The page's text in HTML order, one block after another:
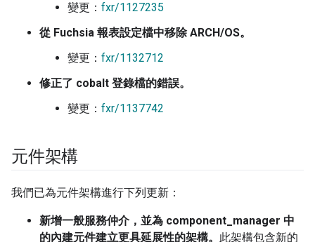
變更： fxr/1127235
從 Fuchsia 報表設定檔中移除 ARCH/OS。
變更： fxr/1132712
修正了 cobalt 登錄檔的錯誤。
變更： fxr/1137742
元件架構
我們已為元件架構進行下列更新：
新增一般服務仲介，並為 component_manager 中
的內建元件建立更具延展性的架構。 此架構包含新的